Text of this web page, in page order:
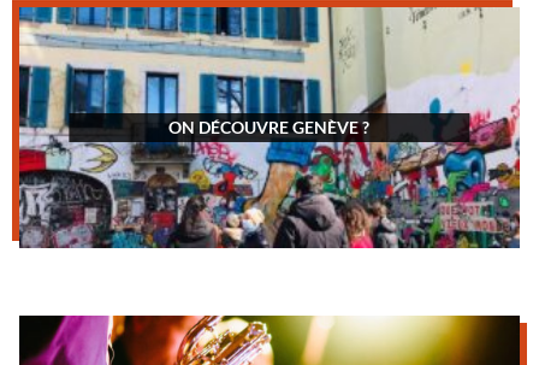
ON DÉCOUVRE GENÈVE ?